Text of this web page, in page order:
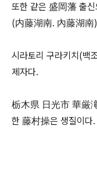
또한 같은 盛岡藩 출신
(内藤湖南․ 內藤湖南)
시라토리 구라키치(백
제자다.
栃木県 日光市 華厳滝
한 藤村操은 생질이다.